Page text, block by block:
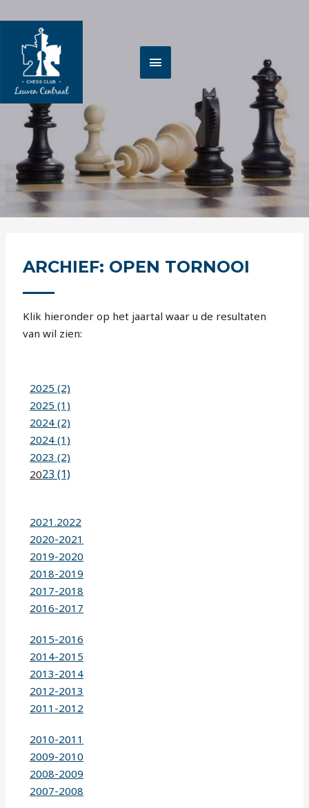
naar
inhoud
ARCHIEF: OPEN TORNOOI
Klik hieronder op het jaartal waar u de resultaten
van wil zien:
2025 (2)
2025 (1)
2024 (2)
2024 (1)
2023 (2)
2023 (1)
2021.2022
2020-2021
2019-2020
2018-2019
2017-2018
2016-2017
2015-2016
2014-2015
2013-2014
2012-2013
2011-2012
2010-2011
2009-2010
2008-2009
2007-2008